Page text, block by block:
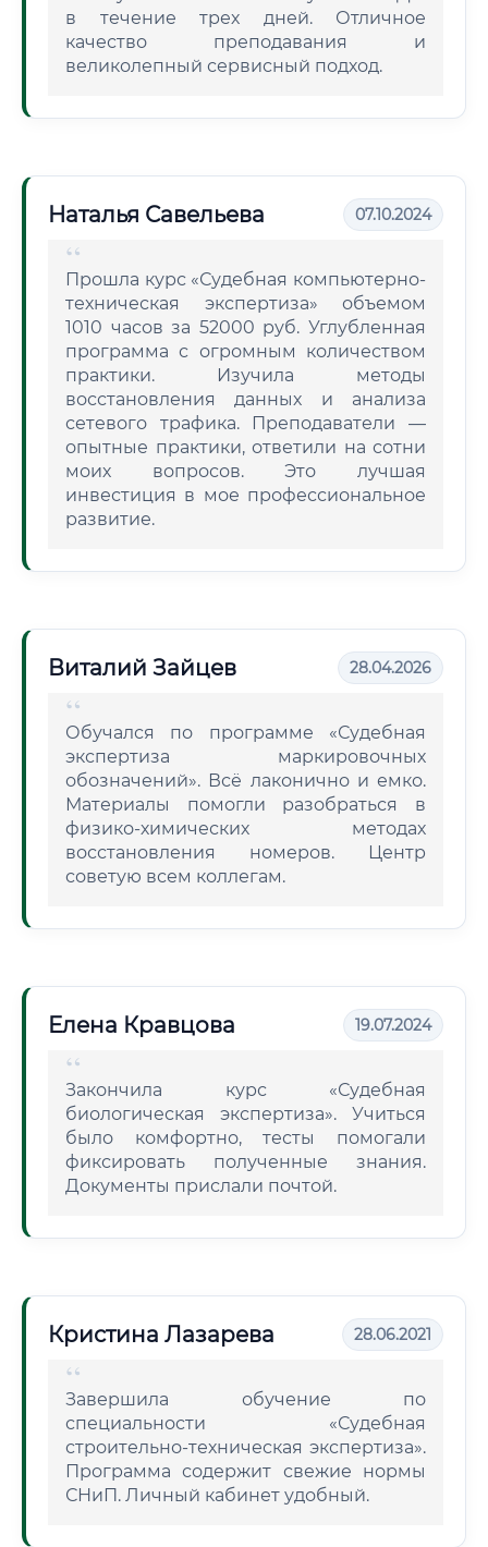
в течение трех дней. Отличное
качество преподавания и
великолепный сервисный подход.
Наталья Савельева 07.10.2024
Прошла курс «Судебная компьютерно-
техническая экспертиза» объемом
1010 часов за 52000 руб. Углубленная
программа с огромным количеством
практики. Изучила методы
восстановления данных и анализа
сетевого трафика. Преподаватели —
опытные практики, ответили на сотни
моих вопросов. Это лучшая
инвестиция в мое профессиональное
развитие.
Виталий Зайцев 28.04.2026
Обучался по программе «Судебная
экспертиза маркировочных
обозначений». Всё лаконично и емко.
Материалы помогли разобраться в
физико-химических методах
восстановления номеров. Центр
советую всем коллегам.
Елена Кравцова 19.07.2024
Закончила курс «Судебная
биологическая экспертиза». Учиться
было комфортно, тесты помогали
фиксировать полученные знания.
Документы прислали почтой.
Кристина Лазарева 28.06.2021
Завершила обучение по
специальности «Судебная
строительно-техническая экспертиза».
Программа содержит свежие нормы
СНиП. Личный кабинет удобный.